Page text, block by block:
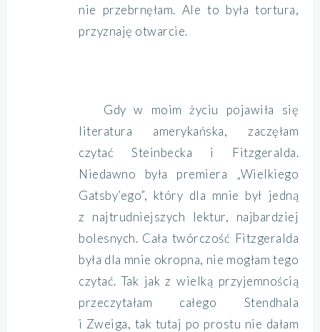
nie przebrnęłam. Ale to była tortura,
przyznaję otwarcie.
Gdy w moim życiu pojawiła się
literatura amerykańska, zaczęłam
czytać Steinbecka i Fitzgeralda.
Niedawno była premiera „Wielkiego
Gatsby’ego”, który dla mnie był jedną
z najtrudniejszych lektur, najbardziej
bolesnych. Cała twórczość Fitzgeralda
była dla mnie okropna, nie mogłam tego
czytać. Tak jak z wielką przyjemnością
przeczytałam całego Stendhala
i Zweiga, tak tutaj po prostu nie dałam